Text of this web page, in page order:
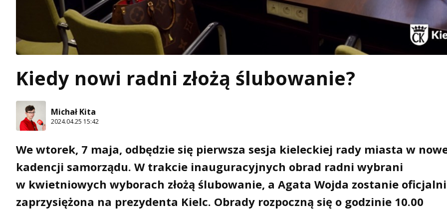
Kiedy nowi radni złożą ślubowanie?
Michał Kita
2024.04.25 15:42
We wtorek, 7 maja, odbędzie się pierwsza sesja kieleckiej rady miasta w
kadencji samorządu. W trakcie inauguracyjnych obrad radni wybrani
w kwietniowych wyborach złożą ślubowanie, a Agata Wojda zostanie
zaprzysiężona na prezydenta Kielc. Obrady rozpoczną się o godzinie 10.00